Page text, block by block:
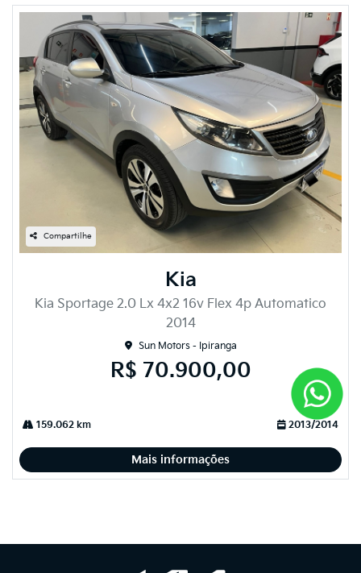
Compartilhe
Kia
Kia Sportage 2.0 Lx 4x2 16v Flex 4p Automatico
2014
Sun Motors - Ipiranga
R$ 70.900,00
159.062 km 2013/2014
Mais informações